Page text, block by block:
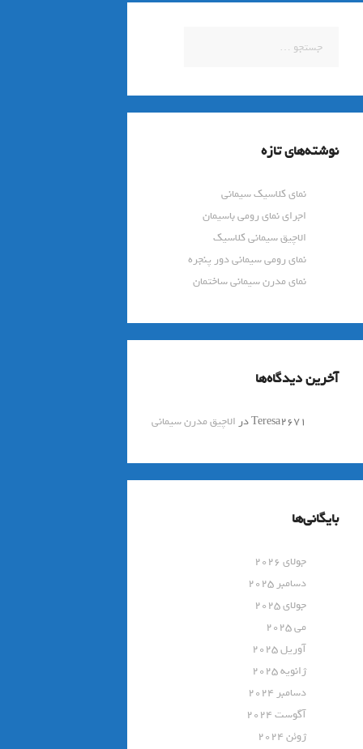
برای:
نوشته‌های تازه
نمای کلاسیک سیمانی
اجرای نمای رومی باسیمان
الاچیق سیمانی کلاسیک
نمای رومی سیمانی دور پنجره
نمای مدرن سیمانی ساختمان
آخرین دیدگاه‌ها
Teresa2671در الاچیق مدرن سیمانی
بایگانی‌ها
جولای 2026
دسامبر 2025
جولای 2025
می 2025
آوریل 2025
ژانویه 2025
دسامبر 2024
آگوست 2024
ژوئن 2024